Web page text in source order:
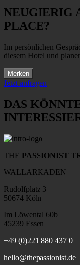
NEUGIERIG
PLACE?
Im persönlichen
diesem Hotel und
Merken
Jetzt anfragen
DAS
THE PASSIONIST
WALLARKADEN
Rudolfplatz 3
50674 Köln
Im Löwental 60b
45239 Essen
+49 (0)221 880 437 0
hello@thepassionist.de